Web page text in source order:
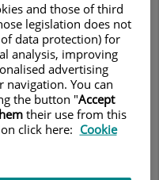
GINECOLOGÍA Y
and those of third
legislation does not
data protection) for
analysis, improving
advertising
You can
the button "Accept
their use from this
click here: Cookie